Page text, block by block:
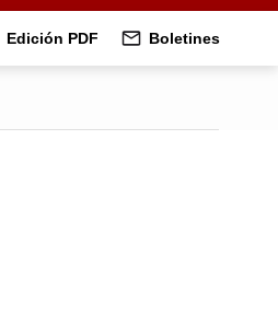
Edición PDF Boletines